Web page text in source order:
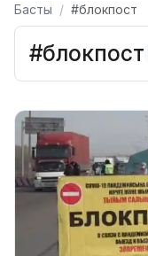
Басты #блокпост
#блокпост